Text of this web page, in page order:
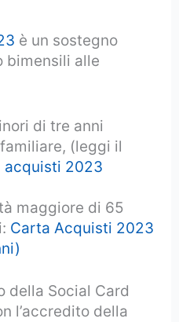
è un sostegno
bimensili alle
di tre anni
(leggi il
acquisti 2023
maggiore di 65
Carta Acquisti 2023
della Social Card
l’accredito della